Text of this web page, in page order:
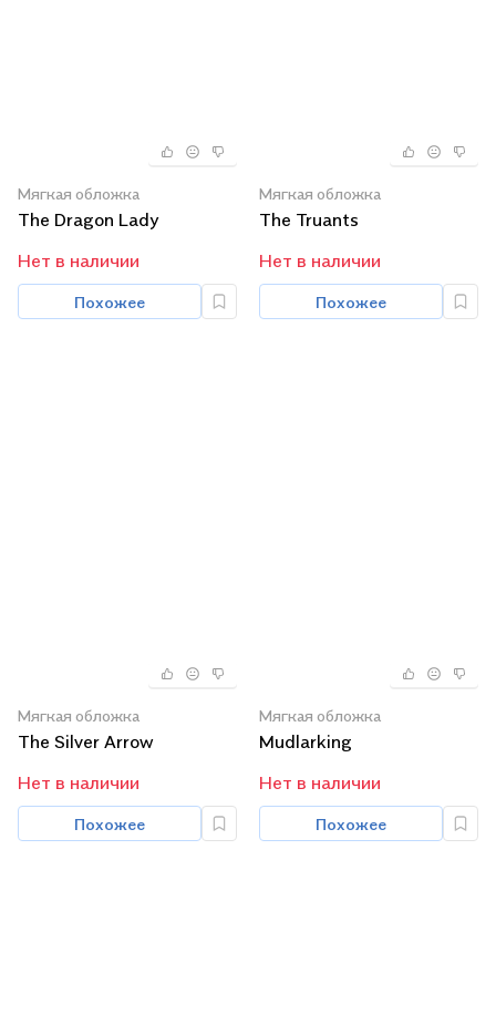
Мягкая обложка
The Dragon Lady
Нет в наличии
Похожее
Мягкая обложка
The Truants
Нет в наличии
Похожее
Мягкая обложка
The Silver Arrow
Нет в наличии
Похожее
Мягкая обложка
Mudlarking
Нет в наличии
Похожее